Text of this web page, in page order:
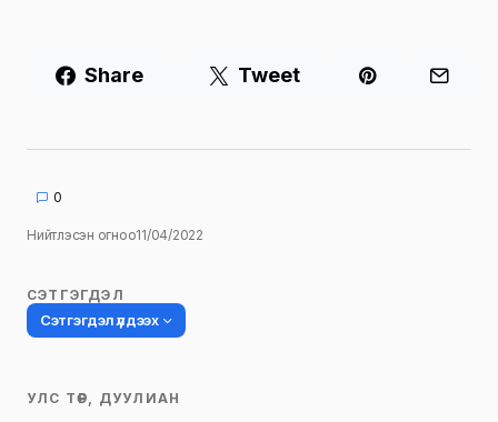
Share Tweet
0
Нийтлэсэн огноо11/04/2022
СЭТГЭГДЭЛ
Сэтгэгдэл үлдээх
УЛС ТӨР, ДУУЛИАН